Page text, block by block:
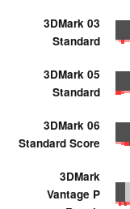
3DMark 03
Standard
3DMark 05
Standard
3DMark 06
Standard Score
3DMark
Vantage P